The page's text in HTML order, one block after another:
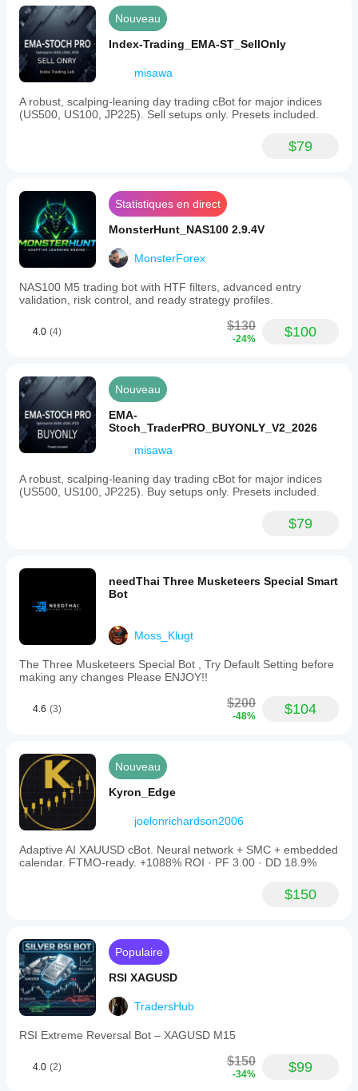
Nouveau
Index-Trading_EMA-ST_SellOnly
misawa
A robust, scalping-leaning day trading cBot for major indices
(US500, US100, JP225). Sell setups only. Presets included.
$79
Statistiques en direct
MonsterHunt_NAS100 2.9.4V
MonsterForex
NAS100 M5 trading bot with HTF filters, advanced entry
validation, risk control, and ready strategy profiles.
4.0 (4) $130
-24% $100
Nouveau
EMA-
Stoch_TraderPRO_BUYONLY_V2_2026
misawa
A robust, scalping-leaning day trading cBot for major indices
(US500, US100, JP225). Buy setups only. Presets included.
$79
needThai Three Musketeers Special Smart
Bot
Moss_Klugt
The Three Musketeers Special Bot , Try Default Setting before
making any changes Please ENJOY!!
4.6 (3) $200
-48% $104
Nouveau
Kyron_Edge
joelonrichardson2006
Adaptive AI XAUUSD cBot. Neural network + SMC + embedded
calendar. FTMO-ready. +1088% ROI · PF 3.00 · DD 18.9%
$150
Populaire
RSI XAGUSD
TradersHub
RSI Extreme Reversal Bot – XAGUSD M15
4.0 (2) $150
-34% $99